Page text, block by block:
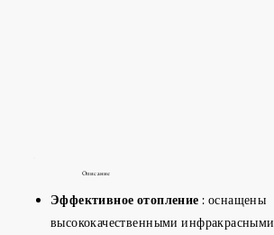
Эффективное отопление : оснащены
высококачественными инфракрасными
Описание